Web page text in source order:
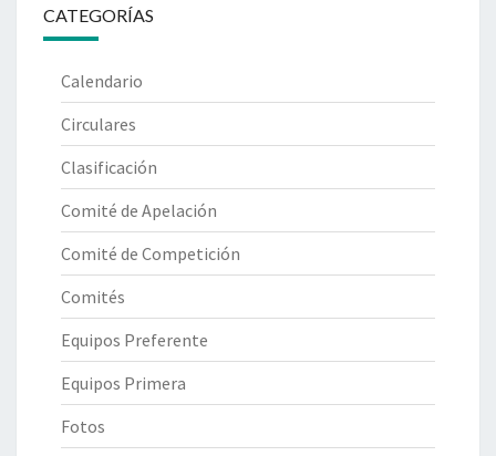
CATEGORÍAS
Calendario
Circulares
Clasificación
Comité de Apelación
Comité de Competición
Comités
Equipos Preferente
Equipos Primera
Fotos